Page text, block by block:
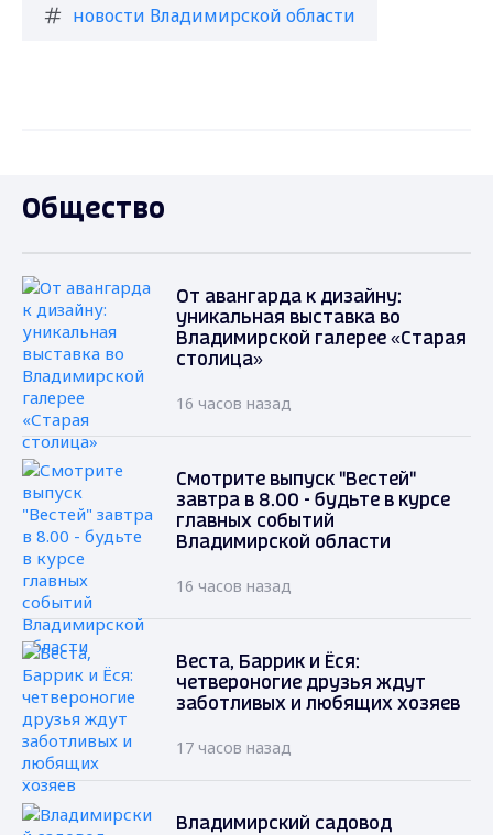
новости Владимирской области
Общество
От авангарда к дизайну:
уникальная выставка во
Владимирской галерее «Старая
столица»
16 часов назад
Смотрите выпуск "Вестей"
завтра в 8.00 - будьте в курсе
главных событий
Владимирской области
16 часов назад
Веста, Баррик и Ёся:
четвероногие друзья ждут
заботливых и любящих хозяев
17 часов назад
Владимирский садовод